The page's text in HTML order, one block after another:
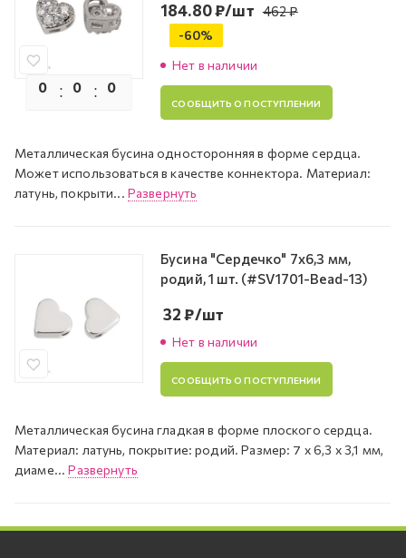
0 0 0
Нет в наличии
184.80₽/шт 462₽
-60%
СООБЩИТЬ О ПОСТУПЛЕНИИ
Металлическая бусина односторонняя в форме сердца.
Может использоваться в качестве коннектора. Материал:
латунь, покрыти... Развернуть
Бусина "Сердечко" 7х6,3 мм,
родий, 1 шт. (#SV1701-Bead-13)
Нет в наличии
32₽/шт
СООБЩИТЬ О ПОСТУПЛЕНИИ
Металлическая бусина гладкая в форме плоского сердца.
Материал: латунь, покрытие: родий. Размер: 7 х 6,3 х 3,1 мм,
диаме...Развернуть